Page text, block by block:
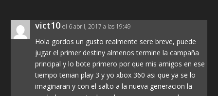
vict10 el 6 abril, 2017 a las 19:49
Hola gordos un gusto realmente sere breve, puede
jugar el primer destiny almenos termine la campaña
principal y lo bote primero por que mis amigos en ese
tiempo tenian play 3 y yo xbox 360 asi que ya se lo
imaginaran y con el salto a la nueva generacion la